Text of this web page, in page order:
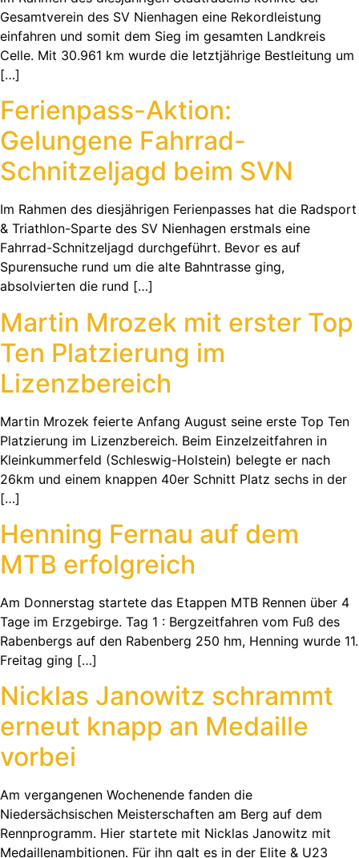
Gesamtverein des SV Nienhagen eine Rekordleistung
einfahren und somit dem Sieg im gesamten Landkreis
Celle. Mit 30.961 km wurde die letztjährige Bestleitung um
[…]
Ferienpass-Aktion:
Gelungene Fahrrad-
Schnitzeljagd beim SVN
Im Rahmen des diesjährigen Ferienpasses hat die Radsport
& Triathlon-Sparte des SV Nienhagen erstmals eine
Fahrrad-Schnitzeljagd durchgeführt. Bevor es auf
Spurensuche rund um die alte Bahntrasse ging,
absolvierten die rund […]
Martin Mrozek mit erster Top
Ten Platzierung im
Lizenzbereich
Martin Mrozek feierte Anfang August seine erste Top Ten
Platzierung im Lizenzbereich. Beim Einzelzeitfahren in
Kleinkummerfeld (Schleswig-Holstein) belegte er nach
26km und einem knappen 40er Schnitt Platz sechs in der
[…]
Henning Fernau auf dem
MTB erfolgreich
Am Donnerstag startete das Etappen MTB Rennen über 4
Tage im Erzgebirge. Tag 1 : Bergzeitfahren vom Fuß des
Rabenbergs auf den Rabenberg 250 hm, Henning wurde 11.
Freitag ging […]
Nicklas Janowitz schrammt
erneut knapp an Medaille
vorbei
Am vergangenen Wochenende fanden die
Niedersächsischen Meisterschaften am Berg auf dem
Rennprogramm. Hier startete mit Nicklas Janowitz mit
Medaillenambitionen. Für ihn galt es in der Elite & U23